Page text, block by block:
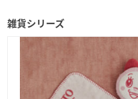
雑貨シリーズ